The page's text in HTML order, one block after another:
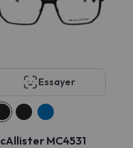
Essayer
MC4531